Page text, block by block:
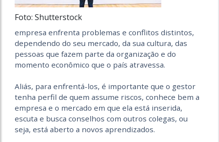
Foto: Shutterstock
empresa enfrenta problemas e conflitos distintos,
dependendo do seu mercado, da sua cultura, das
pessoas que fazem parte da organização e do
momento econômico que o país atravessa.
Aliás, para enfrentá-los, é importante que o gestor
tenha perfil de quem assume riscos, conhece bem a
empresa e o mercado em que ela está inserida,
escuta e busca conselhos com outros colegas, ou
seja, está aberto a novos aprendizados.